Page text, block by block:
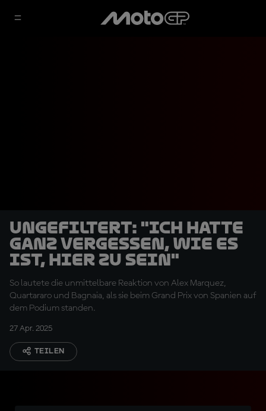
UNGEFILTERT: "Ich hatte
ganz vergessen, wie es
ist, hier zu sein"
So lautete die unmittelbare Reaktion von Alex Marquez,
Quartararo und Bagnaia, als sie beim Grand Prix von Spanien auf
dem Podium standen.
27 Apr. 2025
TEILEN